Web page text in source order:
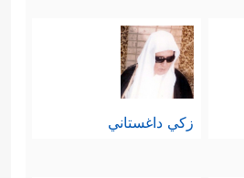
زكي داغستاني